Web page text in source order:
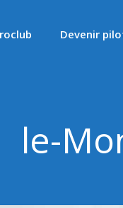
Devenir
le-